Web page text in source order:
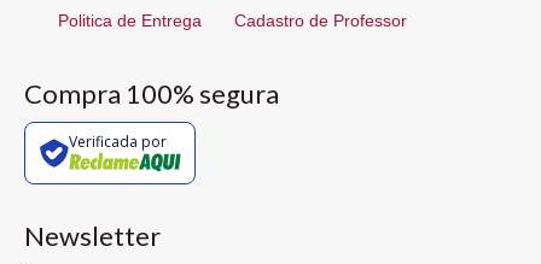
Politica de Entrega Cadastro de Professor
Compra 100% segura
Verificada por
Newsletter